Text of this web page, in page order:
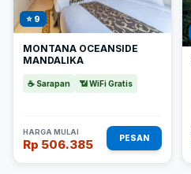
⭐ 9
MONTANA OCEANSIDE
MANDALIKA
☕ Sarapan 📶 WiFi Gratis
HARGA MULAI
Rp 506.385 PESAN